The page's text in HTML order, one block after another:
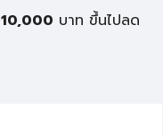
10,000 บาท ขึ้นไปลด